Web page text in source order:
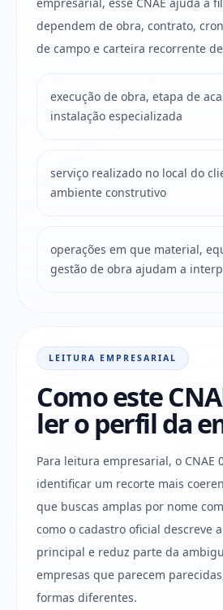
dependem de obra, contrato,
de campo e carteira recorrente
execução de obra, etapa de
instalação especializada
serviço realizado no local do
ambiente construtivo
operações em que material,
gestão de obra ajudam a
LEITURA EMPRESARIAL
Como este
ler o perfil da
Para leitura empresarial, o CNAE
identificar um recorte mais
que buscas amplas por nome
como o cadastro oficial descreve
principal e reduz parte da
empresas que parecem
formas diferentes.